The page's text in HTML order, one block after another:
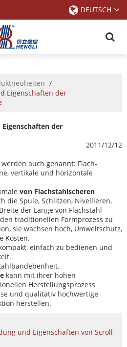
DEUTSCH
/
Eigenschaften der
der
2011/12/12
werden auch genannt: Flach-
vertikale und horizontale
von Flachstahlscheren
die Spule, Schlitzen, Nivellieren,
der Länge von Flachstahl
traditionellen Formprozess zu
sie wachsen hoch, Umweltschutz,
Kosten.
einfach zu bedienen und
kann mit ihrer hohen
Herstellungsprozess
und qualitativ hochwertige
herstellen.
und Eigenschaften von Scroll-